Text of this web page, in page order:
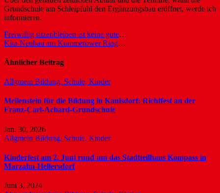
Grundschule am Schleipfuhl den Ergänzungsbau eröffnet, werde ich
informieren.
Beitragsnavigation
Freiwillig sitzenbleiben ist keine gute Idee
Kita-Neubau am Kummerower Ring ist fast fertig
Ähnlicher Beitrag
Allgmein Bildung, Schule, Kinder
Meilenstein für die Bildung in Kaulsdorf: Richtfest an der
Franz-Carl-Achard-Grundschule
Jan. 30, 2026
Allgmein Bildung, Schule, Kinder
Kinderfest am 2. Juni rund um das Stadtteilhaus Kompass in
Marzahn-Hellersdorf
Juni 3, 2024